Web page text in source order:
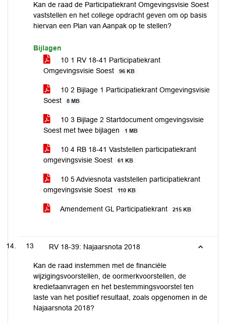
Kan de raad de Participatiekrant Omgevingsvisie Soest
vaststellen en het college opdracht geven om op basis
hiervan een Plan van Aanpak op te stellen?
Bijlagen
10 1 RV 18-41 Participatiekrant
Omgevingsvisie Soest
96 KB
10 2 Bijlage 1 Participatiekrant Omgevingsvisie
Soest
8 MB
10 3 Bijlage 2 Startdocument omgevingsvisie
Soest met twee bijlagen
1 MB
10 4 RB 18-41 Vaststellen participatiekrant
omgevingsvisie Soest
61 KB
10 5 Adviesnota vaststellen participatiekrant
omgevingsvisie Soest
110 KB
Amendement GL Participatiekrant 215 KB
13 RV 18-39: Najaarsnota 2018
Kan de raad instemmen met de financiële
wijzigingsvoorstellen, de oormerkvoorstellen, de
kredietaanvragen en het bestemmingsvoorstel ten
laste van het positief resultaat, zoals opgenomen in de
Najaarsnota 2018?